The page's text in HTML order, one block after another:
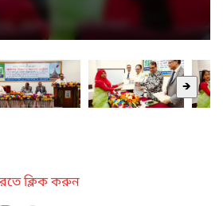
🡺
ক্লিক করুন